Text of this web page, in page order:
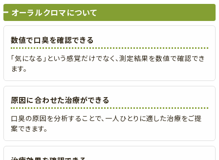
オーラルクロマについて
数値で口臭を確認できる
「気になる」という感覚だけでなく、測定結果を数値で確認でき
ます。
原因に合わせた治療ができる
口臭の原因を分析することで、一人ひとりに適した治療をご提
案できます。